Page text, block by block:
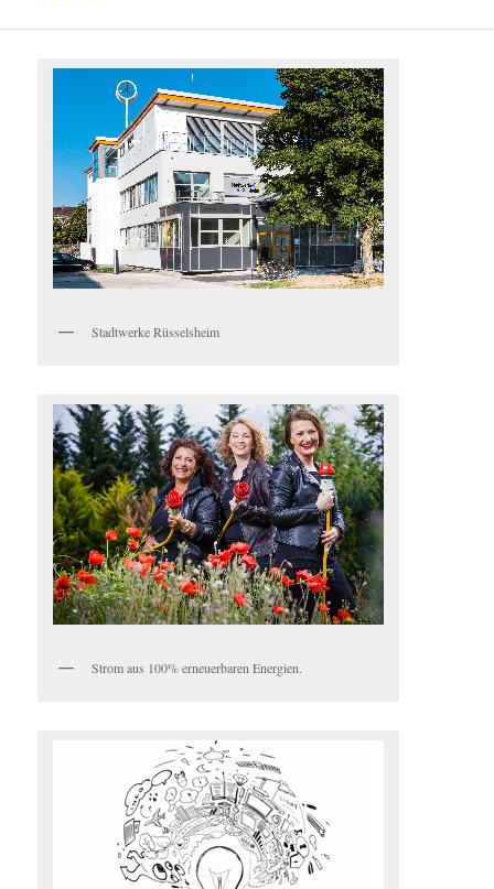
Stadtwerke Rüsselsheim
Strom aus 100% erneuerbaren Energien.